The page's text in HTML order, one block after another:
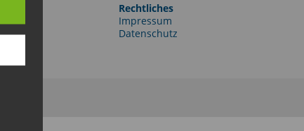
Rechtliches
Impressum
Datenschutz